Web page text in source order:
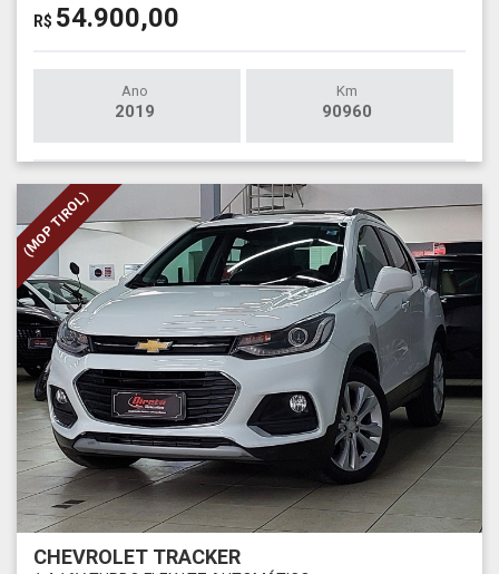
R$ 54.900,00
Ano
2019
Km
90960
(MOP TIROL)
CHEVROLET TRACKER